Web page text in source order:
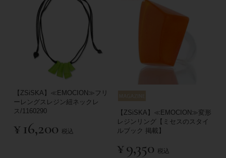
【ZSiSKA】≪EMOCION≫フリ
ーレングスレジン紐ネックレ
ス/1160290
¥ 16,200 税込
【ZSiSKA】≪EMOCION≫変形
レジンリング【ミセスのスタイ
ルブック 掲載】
¥9,350 税込